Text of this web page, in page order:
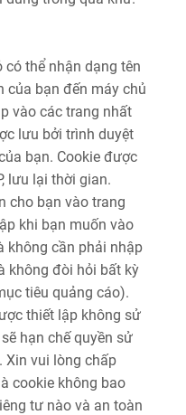
có thể nhận dạng tên
của bạn đến máy chủ
vào các trang nhất
lưu bởi trình duyệt
bạn. Cookie được
lưu lại thời gian.
cho bạn vào trang
khi bạn muốn vào
không cần phải nhập
không đòi hỏi bất kỳ
tiêu quảng cáo).
thiết lập không sử
hạn chế quyền sử
Xin vui lòng chấp
cookie không bao
tư nào và an toàn